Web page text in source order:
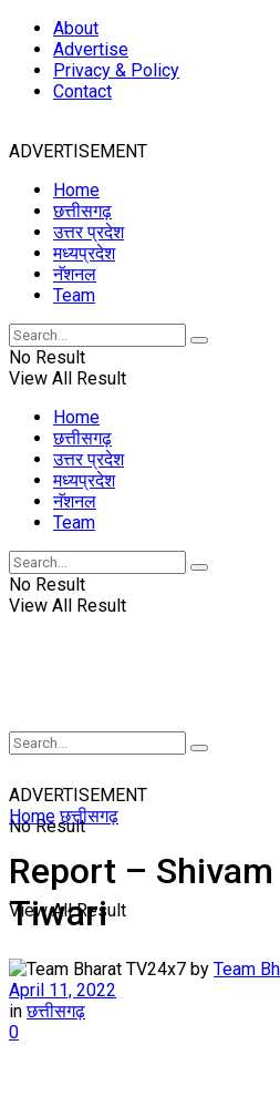
About
Advertise
Privacy & Policy
Contact
ADVERTISEMENT
Home
छत्तीसगढ़
उत्तर प्रदेश
मध्यप्रदेश
नॅशनल
Team
No Result
View All Result
Home
छत्तीसगढ़
उत्तर प्रदेश
मध्यप्रदेश
नॅशनल
Team
No Result
View All Result
No Result
View All Result
ADVERTISEMENT
Home छत्तीसगढ़
Report –
Tiwari
by Team
April 11, 2022
in छत्तीसगढ़
0